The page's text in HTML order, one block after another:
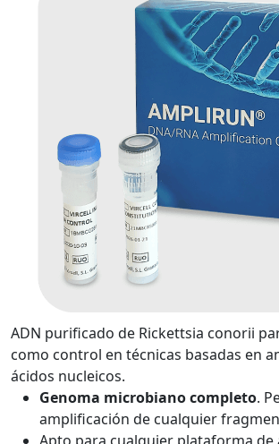
ADN purificado de Rickettsia conorii
como control en técnicas basadas en
ácidos nucleicos.
Genoma microbiano completo.
amplificación de cualquier